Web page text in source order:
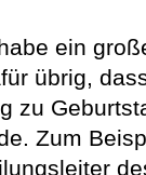
ein
übrig,
zu
Zum